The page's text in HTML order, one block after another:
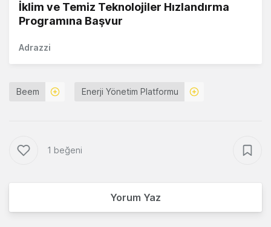
İklim ve Temiz Teknolojiler Hızlandırma
Programına Başvur
Adrazzi
Beem Enerji Yönetim Platformu
1 beğeni
Yorum Yaz